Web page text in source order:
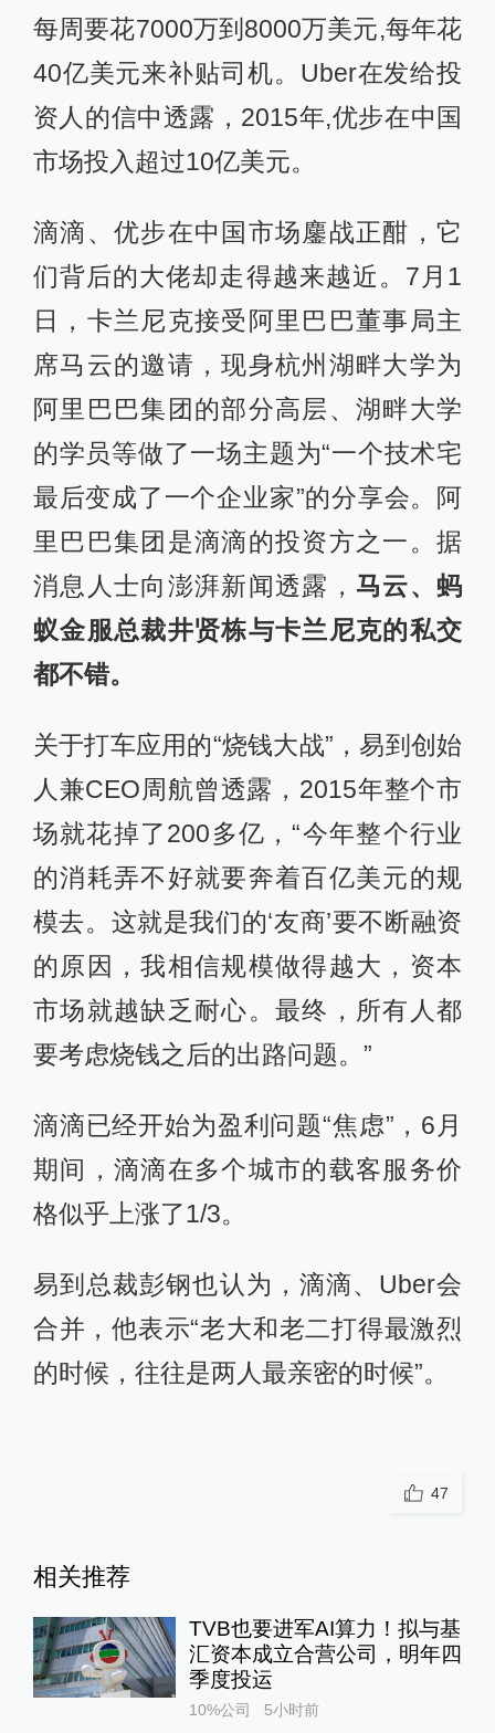
每周要花7000万到8000万美元,每年花
40亿美元来补贴司机。Uber在发给投
资人的信中透露，2015年,优步在中国
市场投入超过10亿美元。
滴滴、优步在中国市场鏖战正酣，它
们背后的大佬却走得越来越近。7月1
日，卡兰尼克接受阿里巴巴董事局主
席马云的邀请，现身杭州湖畔大学为
阿里巴巴集团的部分高层、湖畔大学
的学员等做了一场主题为“一个技术宅
最后变成了一个企业家”的分享会。阿
里巴巴集团是滴滴的投资方之一。据
消息人士向澎湃新闻透露， 马云、蚂
蚁金服总裁井贤栋与卡兰尼克的私交
都不错。
关于打车应用的“烧钱大战”，易到创始
人兼CEO周航曾透露，2015年整个市
场就花掉了200多亿，“今年整个行业
的消耗弄不好就要奔着百亿美元的规
模去。这就是我们的‘友商’要不断融资
的原因，我相信规模做得越大，资本
市场就越缺乏耐心。最终，所有人都
要考虑烧钱之后的出路问题。”
滴滴已经开始为盈利问题“焦虑”，6月
期间，滴滴在多个城市的载客服务价
格似乎上涨了1/3。
易到总裁彭钢也认为，滴滴、Uber会
合并，他表示“老大和老二打得最激烈
的时候，往往是两人最亲密的时候”。
47
相关推荐
TVB也要进军AI算力！拟与基
汇资本成立合营公司，明年四
季度投运
10%公司 5小时前